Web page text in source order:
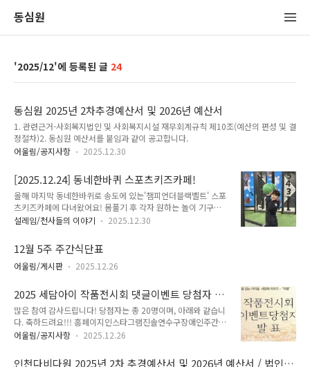
동심원
2025/12 24
동심원 2025년 2차추경예산서 및 2026년 예산서
1. 관련근거-사회복지법인 및 사회복지시설 재무회계규칙 제10조(예산의 편성 및 결
정절차)2. 동심원 예산서를 붙임과 같이 공고합니다.
어울림/공지사항
2025.12.30
[2025.12.24] 동네한바퀴 스포츠키즈카페!
올해 마지막 동네한바퀴로 송도에 있는'챔피언더블랙벨트' 스포
츠키즈카페에 다녀왔어요! 몸풀기 후 각자 원하는 놀이 기구를
선택하여몸을 열심히 움직이며 즐겁게 이용했답니다~공공장소
을 보내고 왔습니다^^
설레임/천사들의 이야기 2025.12.30
12월 5주 주간식단표
어울림/게시판 2025.12.26
2025 세담아이 작품전시회 댓글이벤트 당첨자 발
표
많은 참여 감사드립니다! 당첨자는 총 20명이며, 아래와 같습니
다. 축하드려요!!! 홈페이지인스타그램진솔연수구장애인주간보
호센터 정세효강제원마르댕행이모튤립맨KJS칙칙폭폭MRPark
seongz_csoonok8710ggumbi.hoonysj82090jjin_e0316
어울림/공지사항 2025.12.26
인천다비다원 2025년 2차 추경예산서 및 2026년 예산서 / 법인이